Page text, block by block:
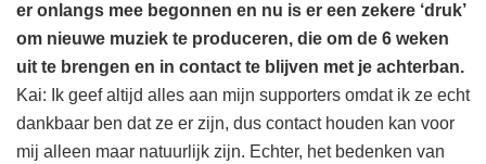
er onlangs mee begonnen en nu is er een zekere ‘druk’
om nieuwe muziek te produceren, die om de 6 weken
uit te brengen en in contact te blijven met je achterban.
Kai: Ik geef altijd alles aan mijn supporters omdat ik ze echt
dankbaar ben dat ze er zijn, dus contact houden kan voor
mij alleen maar natuurlijk zijn. Echter, het bedenken van